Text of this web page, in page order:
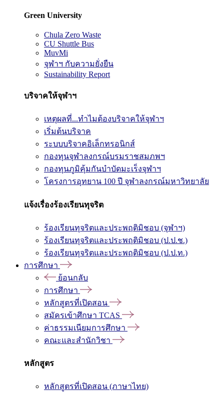
Green University
Chula Zero Waste
CU Shuttle Bus
MuvMi
จุฬาฯ กับความยั่งยืน
Sustainability Report
บริจาคให้จุฬาฯ
เหตุผลที่...ทำไมต้องบริจาคให้จุฬาฯ
เริ่มต้นบริจาค
ระบบบริจาคอิเล็กทรอนิกส์
กองทุนจุฬาลงกรณ์บรมราชสมภพฯ
กองทุนภูมิคุ้มกันบำบัดมะเร็งจุฬาฯ
โครงการอุทยาน 100 ปี จุฬาลงกรณ์มหาวิทยาลัย
แจ้งเรื่องร้องเรียนทุจริต
ร้องเรียนทุจริตและประพฤติมิชอบ (จุฬาฯ)
ร้องเรียนทุจริตและประพฤติมิชอบ (ป.ป.ช.)
ร้องเรียนทุจริตและประพฤติมิชอบ (ป.ป.ท.)
การศึกษา
ย้อนกลับ
การศึกษา
หลักสูตรที่เปิดสอน
สมัครเข้าศึกษา TCAS
ค่าธรรมเนียมการศึกษา
คณะและสำนักวิชา
หลักสูตร
หลักสูตรที่เปิดสอน (ภาษาไทย)